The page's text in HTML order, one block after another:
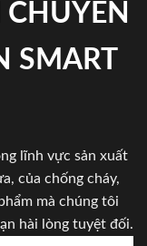
SMART
lĩnh vực sản xuất
của chống cháy,
mà chúng tôi
hài lòng tuyệt đối.